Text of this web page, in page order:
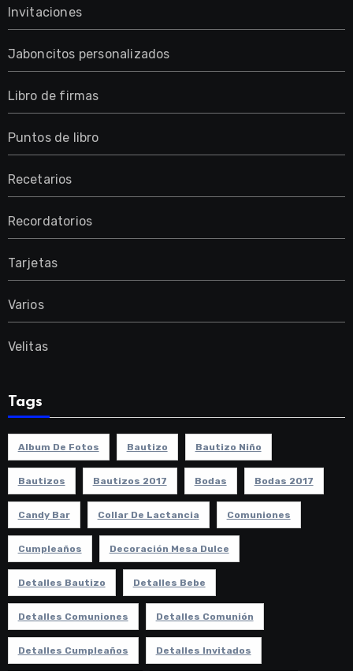
Invitaciones
Jaboncitos personalizados
Libro de firmas
Puntos de libro
Recetarios
Recordatorios
Tarjetas
Varios
Velitas
Tags
Album De Fotos Bautizo Bautizo Niño
Bautizos Bautizos 2017 Bodas Bodas 2017
Candy Bar Collar De Lactancia Comuniones
Cumpleaños Decoración Mesa Dulce
Detalles Bautizo Detalles Bebe
Detalles Comuniones Detalles Comunión
Detalles Cumpleaños Detalles Invitados